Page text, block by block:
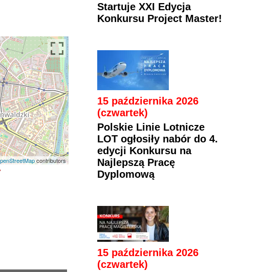
contributors
Startuje XXI Edycja
Konkursu Project Master!
15 października 2026
(czwartek)
Polskie Linie Lotnicze
LOT ogłosiły nabór do 4.
edycji Konkursu na
Najlepszą Pracę
Dyplomową
15 października 2026
(czwartek)